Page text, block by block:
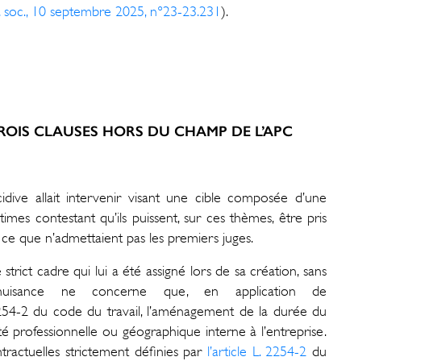
soc., 10 septembre 2025, n°23-23.231 ).
CLAUSES HORS DU CHAMP DE L’APC
allait intervenir visant une cible composée d’une
contestant qu’ils puissent, sur ces thèmes, être pris
que n’admettaient pas les premiers juges.
cadre qui lui a été assigné lors de sa création, sans
ne concerne que, en application de
2 du code du travail, l’aménagement de la durée du
professionnelle ou géographique interne à l’entreprise.
strictement définies par l’article L. 2254-2 du